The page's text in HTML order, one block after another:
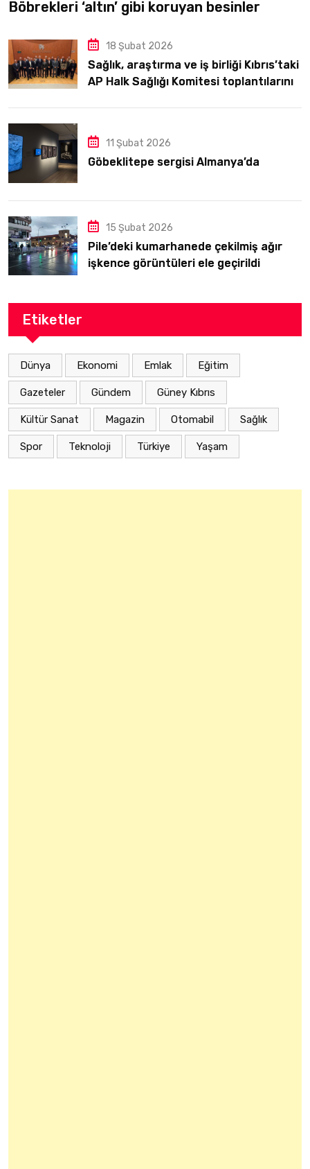
Böbrekleri ‘altın’ gibi koruyan besinler
18 Şubat 2026
Sağlık, araştırma ve iş birliği Kıbrıs’taki
AP Halk Sağlığı Komitesi toplantılarının
11 Şubat 2026
Göbeklitepe sergisi Almanya’da
15 Şubat 2026
Pile’deki kumarhanede çekilmiş ağır
işkence görüntüleri ele geçirildi
Etiketler
Dünya Ekonomi Emlak Eğitim
Gazeteler Gündem Güney Kıbrıs
Kültür Sanat Magazin Otomabil Sağlık
Spor Teknoloji Türkiye Yaşam